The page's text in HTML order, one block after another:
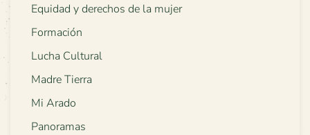
Equidad y derechos de la mujer
Formación
Lucha Cultural
Madre Tierra
Mi Arado
Panoramas